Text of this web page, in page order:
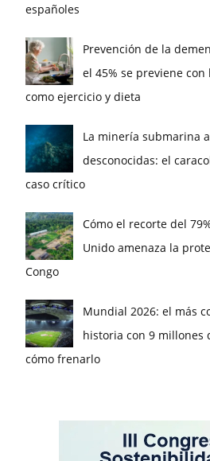
españoles
Prevención de la
el 45% se previene
como ejercicio y dieta
La minería submarina
desconocidas: el
caso crítico
Cómo el recorte del
Unido amenaza la
Congo
Mundial 2026: el más
historia con 9 millones
cómo frenarlo